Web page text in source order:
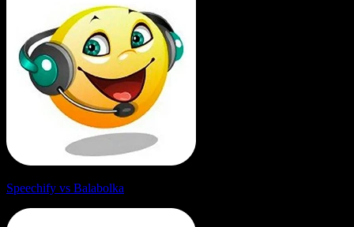
Speechify vs Balabolka